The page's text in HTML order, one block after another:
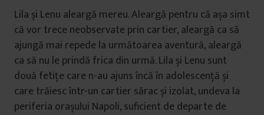
Lila și Lenu aleargă mereu. Aleargă pentru că așa simt
că vor trece neobservate prin cartier, aleargă ca să
ajungă mai repede la următoarea aventură, aleargă
ca să nu le prindă frica din urmă. Lila și Lenu sunt
două fetițe care n-au ajuns încă în adolescență și
care trăiesc într-un cartier sărac și izolat, undeva la
periferia orașului Napoli, suficient de departe de